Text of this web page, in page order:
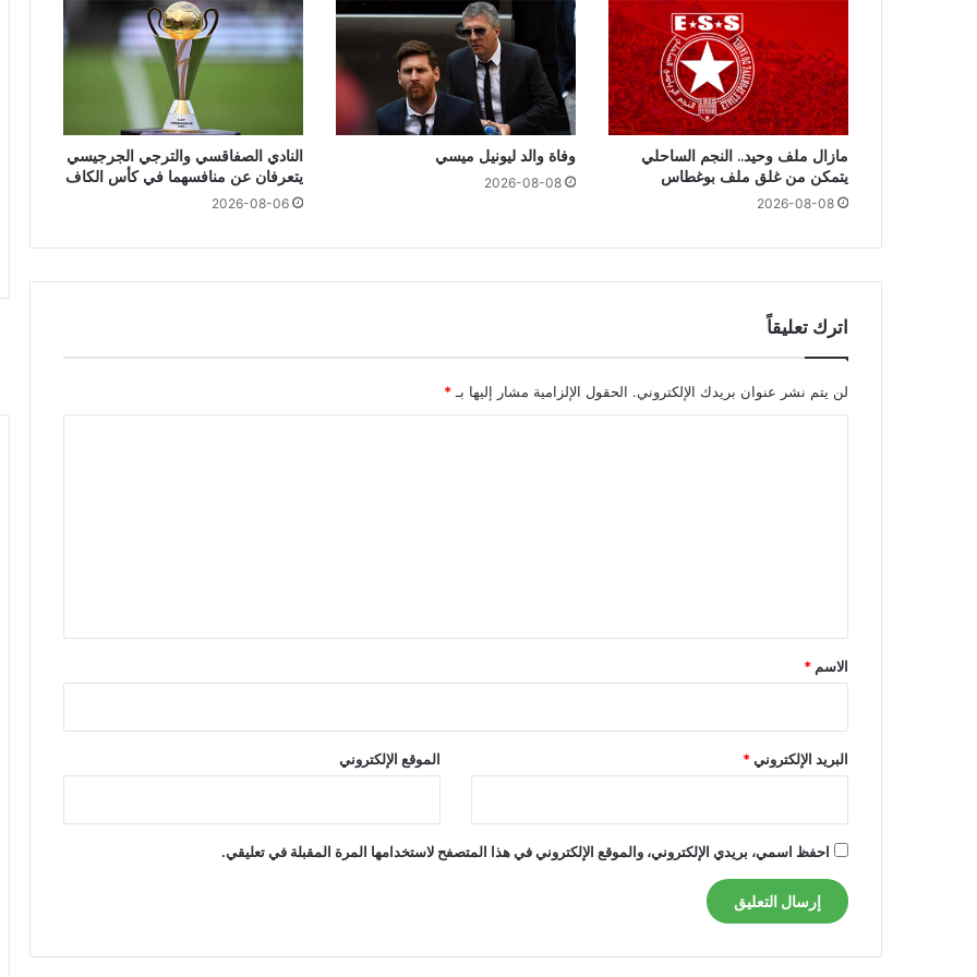
مازال ملف وحيد.. النجم الساحلي
يتمكن من غلق ملف بوغطاس
2026-08-08
وفاة والد ليونيل ميسي
2026-08-08
النادي الصفاقسي والترجي الجرجيسي
يتعرفان عن منافسهما في كأس الكاف
2026-08-06
اترك تعليقاً
لن يتم نشر عنوان بريدك الإلكتروني. الحقول الإلزامية مشار إليها بـ *
*
الاسم *
البريد الإلكتروني* الموقع الإلكتروني
احفظ اسمي، بريدي الإلكتروني، والموقع الإلكتروني في هذا المتصفح لاستخدامها المرة المقبلة في تعليقي.